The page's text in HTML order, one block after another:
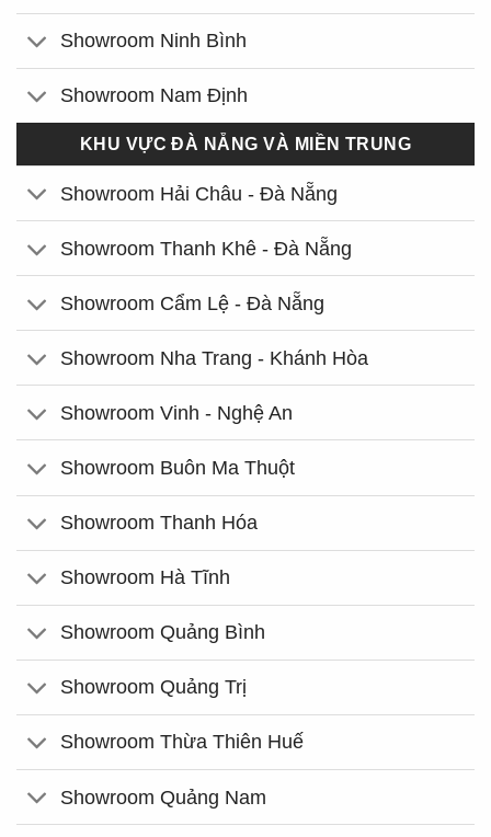
Showroom Ninh Bình
Showroom Nam Định
KHU VỰC ĐÀ NẴNG VÀ MIỀN TRUNG
Showroom Hải Châu - Đà Nẵng
Showroom Thanh Khê - Đà Nẵng
Showroom Cẩm Lệ - Đà Nẵng
Showroom Nha Trang - Khánh Hòa
Showroom Vinh - Nghệ An
Showroom Buôn Ma Thuột
Showroom Thanh Hóa
Showroom Hà Tĩnh
Showroom Quảng Bình
Showroom Quảng Trị
Showroom Thừa Thiên Huế
Showroom Quảng Nam